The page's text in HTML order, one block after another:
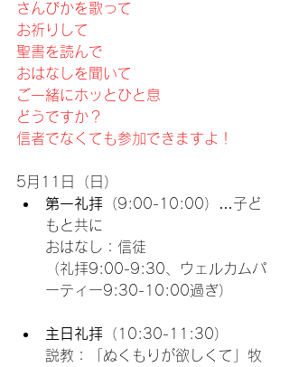
さんびかを歌って
お祈りして
聖書を読んで
おはなしを聞いて
ご一緒にホッとひと息
どうですか？
信者でなくても参加できますよ！
5月11日（日）
第一礼拝 （9:00-10:00）…子ど
もと共に
おはなし：信徒
（礼拝9:00-9:30、ウェルカムパ
ーティー9:30-10:00過ぎ）
主日礼拝 （10:30-11:30）
説教：「ぬくもりが欲しくて」牧